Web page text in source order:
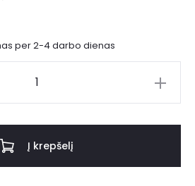
per 2-4 darbo dienas
Į krepšelį